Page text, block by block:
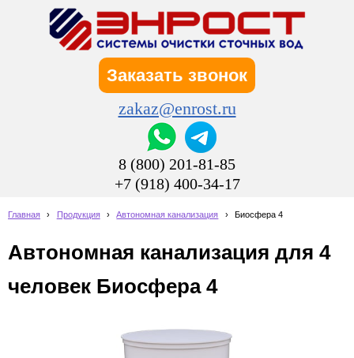
Заказать звонок
zakaz@enrost.ru
8 (800) 201-81-85
+7 (918) 400-34-17
Главная › Продукция › Автономная канализация › Биосфера 4
Автономная канализация для 4
человек Биосфера 4